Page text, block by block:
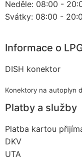
Neděle: 08:00 -
Svátky: 08:00 -
Informace o
DISH konektor
Konektory na autoplyn
Platby a služby
Platba kartou
DKV
UTA